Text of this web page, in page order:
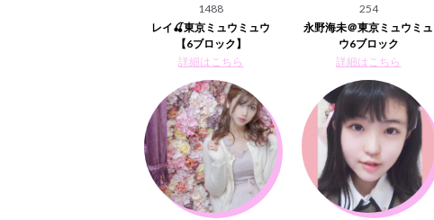
1488
レイ🍒東京ミュウミュウ
【6ブロック】
詳細はこちら
254
永野海未＠東京ミュウミュ
ウ6ブロック
詳細はこちら